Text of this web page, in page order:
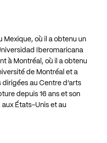
Mexique, où il a obtenu un
Iberomaricana
à Montréal, où il a obtenu
de Montréal et a
au Centre d’arts
depuis 16 ans et son
États-Unis et au